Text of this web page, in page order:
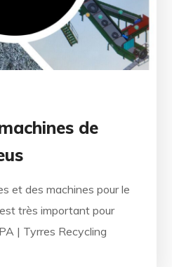
de
et des machines pour le
très important pour
| Tyrres Recycling